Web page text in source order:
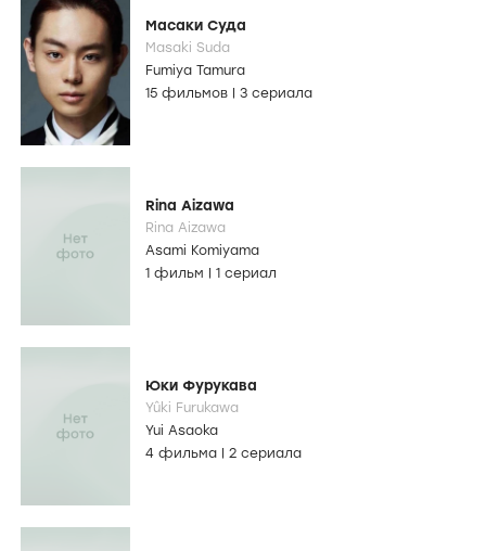
Масаки Суда
Masaki Suda
Fumiya Tamura
15 фильмов
3 сериала
Rina Aizawa
Rina Aizawa
Asami Komiyama
1 фильм
1 сериал
Юки Фурукава
Yûki Furukawa
Yui Asaoka
4 фильма
2 сериала